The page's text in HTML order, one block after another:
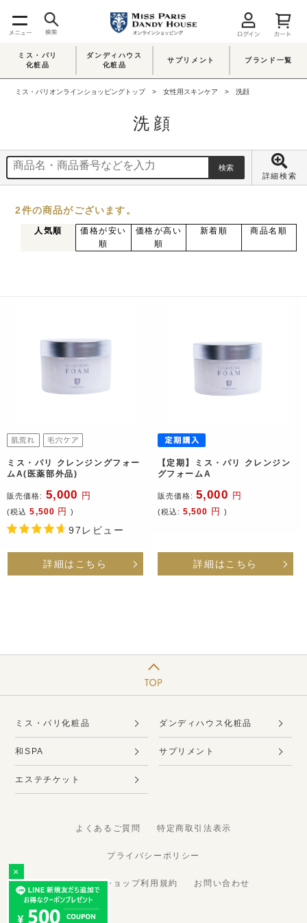
ミス・パリ
化粧品
ダンディハウス
化粧品
サプリメント ブランド一覧
ミス・パリオンラインショッピングトップ 女性用スキンケア 洗顔
洗顔
詳細検索
2件の商品がございます。
人気順
価格が安い
順
価格が高い
順
新着順 商品名順
ミス・パリ クレンジングフォー
ムA(医薬部外品)
販売価格: 5,000 円
(税込 5,500 円)
97レビュー
詳細はこちら
【定期】ミス・パリ クレンジン
グフォームA
販売価格: 5,000 円
(税込: 5,500 円 )
詳細はこちら
×
ミス・パリ化粧品 ダンディハウス化粧品
和SPA サプリメント
エステチケット
よくあるご質問 特定商取引法表示
プライバシーポリシー
オンラインショップ利用規約 お問い合わせ